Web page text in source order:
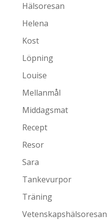
Hälsoresan
Helena
Kost
Löpning
Louise
Mellanmål
Middagsmat
Recept
Resor
Sara
Tankevurpor
Träning
Vetenskapshälsoresan